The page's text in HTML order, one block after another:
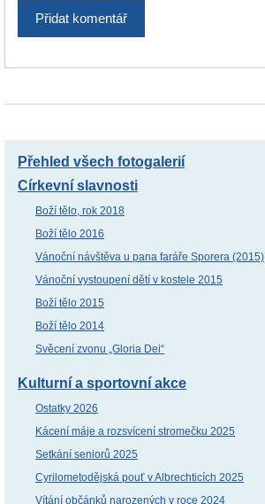
Přehled všech fotogalerií
Církevní slavnosti
Boží tělo, rok 2018
Boží tělo 2016
Vánoční návštěva u pana faráře Sporera (2015)
Vánoční vystoupení dětí v kostele 2015
Boží tělo 2015
Boží tělo 2014
Svěcení zvonu „Gloria Dei“
Kulturní a sportovní akce
Ostatky 2026
Kácení máje a rozsvícení stromečku 2025
Setkání seniorů 2025
Cyrilometodějská pouť v Albrechticích 2025
Vítání občánků narozených v roce 2024